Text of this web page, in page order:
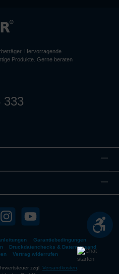
Hervorragende
Produkte. Gerne beraten
333
Garantiebedingungen
Druckdatenchecks & Datenversand
Vertrag widerrufen
zzgl. Versandkosten